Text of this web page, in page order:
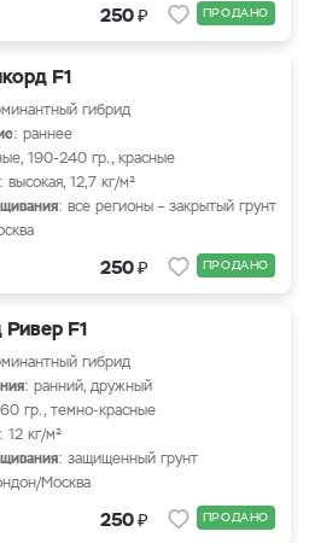
250₽ ПРОДАНО
F1
гибрид
: раннее
190-240 гр., красные
: высокая, 12,7 кг/м²
: все регионы – закрытый грунт
250₽ ПРОДАНО
F1
гибрид
: ранний, дружный
гр., темно-красные
: 12 кг/м²
: защищенный грунт
Москва
250₽ ПРОДАНО